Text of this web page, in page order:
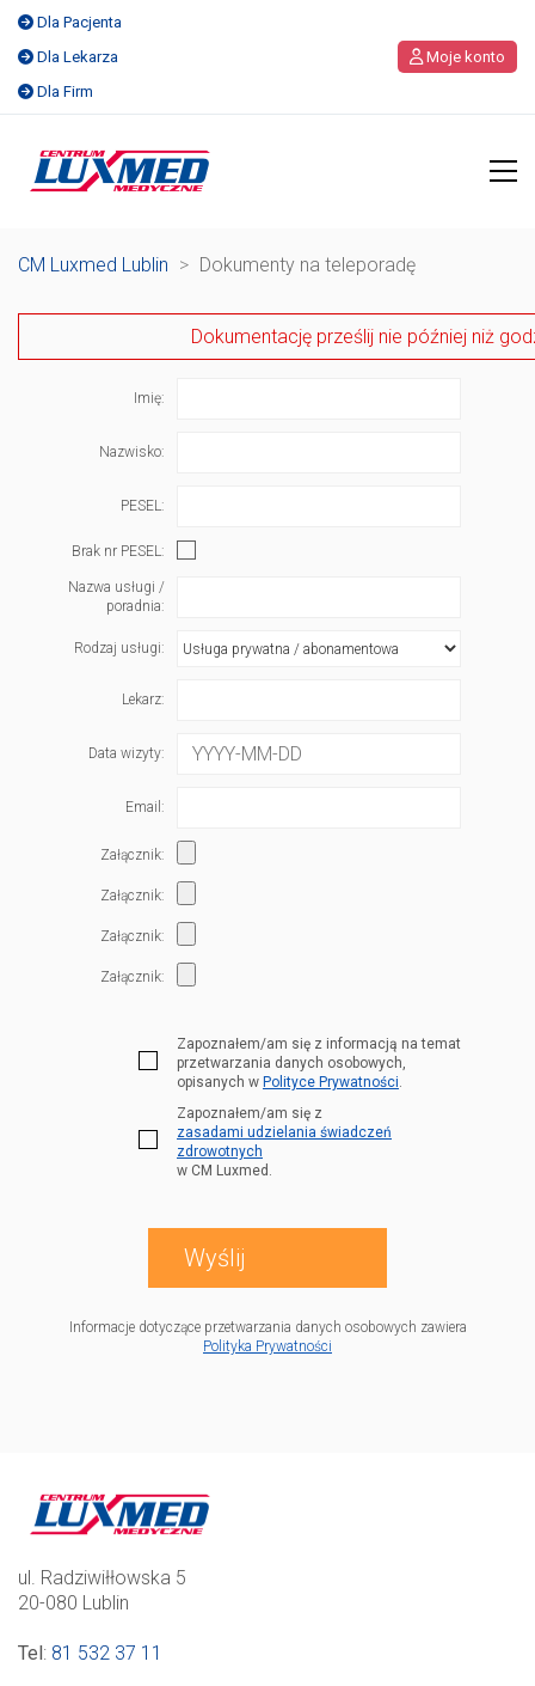
Dla Pacjenta
Dla Lekarza
Dla Firm
Moje konto
CM Luxmed Lublin > Dokumenty na teleporadę
Dokumentację prześlij nie później niż
Imię:
Nazwisko:
PESEL:
Brak nr PESEL:
Nazwa usługi /
poradnia:
Rodzaj usługi:
Lekarz:
Data wizyty:
Email:
Załącznik:
Załącznik:
Załącznik:
Załącznik:
Zapoznałem/am się z informacją na temat
przetwarzania danych osobowych,
opisanych w Polityce Prywatności.
Zapoznałem/am się z
zasadami udzielania świadczeń
zdrowotnych
w CM Luxmed.
Informacje dotyczące przetwarzania danych osobowych zawiera
Polityka Prywatności
ul. Radziwiłłowska 5
20-080 Lublin
Tel: 81 532 37 11